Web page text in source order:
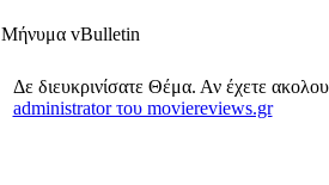
Μήνυμα vBulletin
Δε διευκρινίσατε Θέμα. Αν έχετε
administrator του moviereviews.gr